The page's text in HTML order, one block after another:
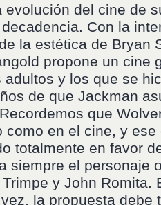
evolución del cine de
Con la
la estética de Bryan
propone un cine
adultos y los que se
de que Jackman
que
como en el cine, y
totalmente en favor
siempre el personaje
y John Romita.
la propuesta debe